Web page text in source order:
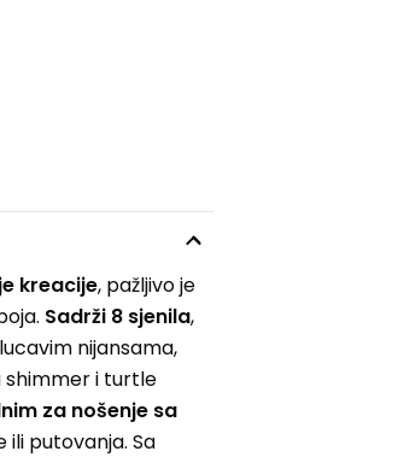
kreacije, pažljivo je
Sadrži 8 sjenila,
nijansama,
shimmer i turtle
za nošenje sa
putovanja. Sa